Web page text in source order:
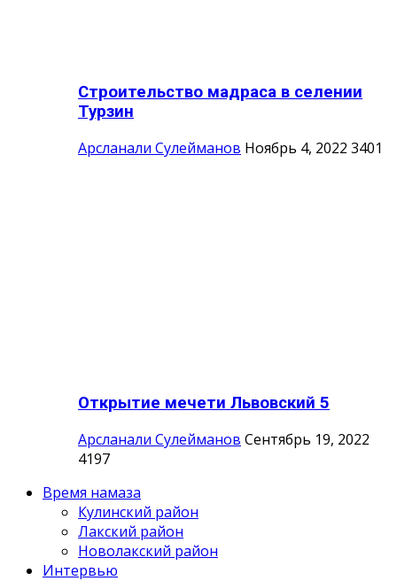
Строительство мадраса в селении
Турзин
Арсланали Сулейманов Ноябрь 4, 2022 3401
Открытие мечети Львовский 5
Арсланали Сулейманов Сентябрь 19, 2022
4197
Время намаза
Кулинский район
Лакский район
Новолакский район
Интервью